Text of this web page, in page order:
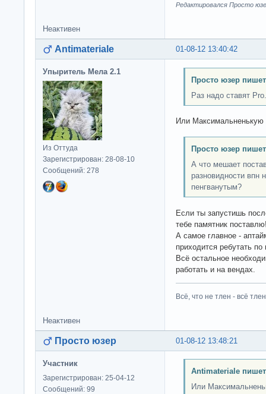
Редактировался Просто
Неактивен
01-08-12 13:40:42
Antimateriale
Упыритель Мела 2.1
Из Оттуда
Зарегистрирован: 28-08-10
Сообщений: 278
Просто юзер
Раз надо ставят Pro.
Или Максимальненькую
Просто юзер
А что мешает
разновидности впн
пенгванутым?
Если ты запустишь
тебе памятник
А самое главное -
приходится ребутать
Всё остальное
работать и на вендах.
Всё, что не тлен - всё
Неактивен
01-08-12 13:48:21
Просто юзер
Участник
Зарегистрирован: 25-04-12
Сообщений: 99
Antimateriale
Или